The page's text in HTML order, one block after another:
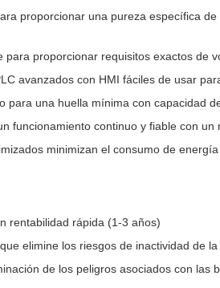
proporcionar una pureza específica
para proporcionar requisitos exactos de
avanzados con HMI fáciles de usar
para una huella mínima con capacidad
funcionamiento continuo y fiable con un
minimizan el consumo de
rentabilidad rápida (1-3 años)
elimine los riesgos de inactividad de
de los peligros asociados con las